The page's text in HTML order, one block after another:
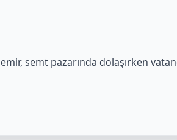
semt pazarında dolaşırken